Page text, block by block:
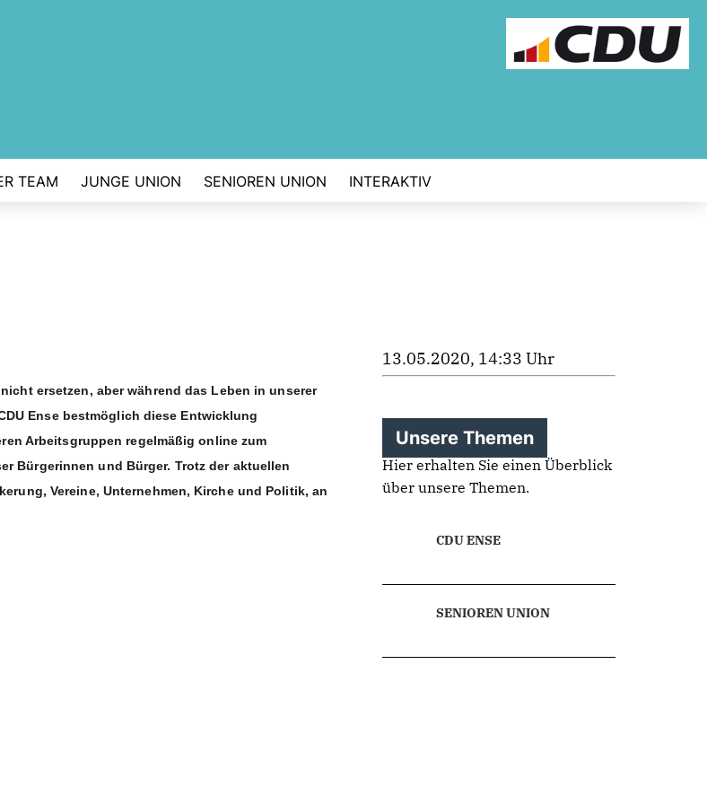
TEAM JUNGE UNION SENIOREN UNION INTERAKTIV
ersetzen, aber während das Leben in unserer
Ense bestmöglich diese Entwicklung
Arbeitsgruppen regelmäßig online zum
Bürgerinnen und Bürger. Trotz der aktuellen
Vereine, Unternehmen, Kirche und Politik, an
13.05.2020, 14:33 Uhr
Unsere Themen
Hier erhalten Sie einen Überblick
über unsere Themen.
CDU ENSE
SENIOREN UNION